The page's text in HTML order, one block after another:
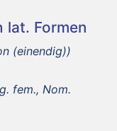
lat. Formen
(einendig))
fem., Nom.